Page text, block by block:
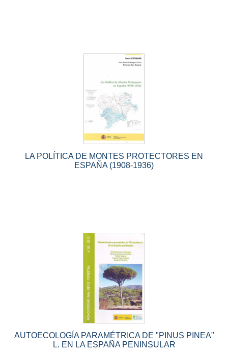
LA POLÍTICA DE MONTES PROTECTORES EN
ESPAÑA (1908-1936)
AUTOECOLOGÍA PARAMÉTRICA DE "PINUS PINEA"
L. EN LA ESPAÑA PENINSULAR